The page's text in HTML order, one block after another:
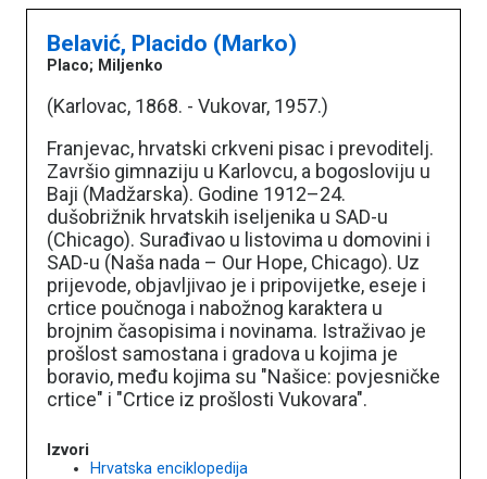
Belavić, Placido (Marko)
Placo; Miljenko
(Karlovac, 1868. - Vukovar, 1957.)
Franjevac, hrvatski crkveni pisac i prevoditelj.
Završio gimnaziju u Karlovcu, a bogosloviju u
Baji (Madžarska). Godine 1912–24.
dušobrižnik hrvatskih iseljenika u SAD-u
(Chicago). Surađivao u listovima u domovini i
SAD-u (Naša nada – Our Hope, Chicago). Uz
prijevode, objavljivao je i pripovijetke, eseje i
crtice poučnoga i nabožnog karaktera u
brojnim časopisima i novinama. Istraživao je
prošlost samostana i gradova u kojima je
boravio, među kojima su "Našice: povjesničke
crtice" i "Crtice iz prošlosti Vukovara".
Izvori
Hrvatska enciklopedija